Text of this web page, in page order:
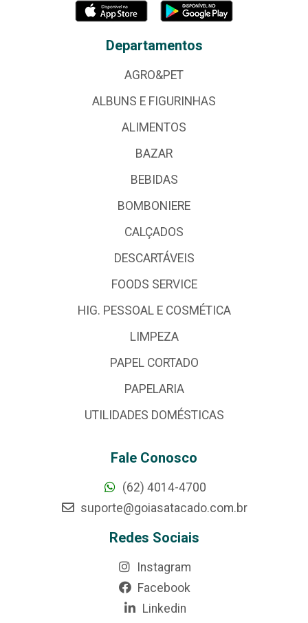
Departamentos
AGRO&PET
ALBUNS E FIGURINHAS
ALIMENTOS
BAZAR
BEBIDAS
BOMBONIERE
CALÇADOS
DESCARTÁVEIS
FOODS SERVICE
HIG. PESSOAL E COSMÉTICA
LIMPEZA
PAPEL CORTADO
PAPELARIA
UTILIDADES DOMÉSTICAS
Fale Conosco
(62) 4014-4700
suporte@goiasatacado.com.br
Redes Sociais
Instagram
Facebook
Linkedin